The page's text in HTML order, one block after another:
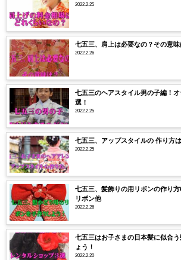
2022.2.25
七五三、肩上は必要なの？その意味
2022.2.26
七五三のヘアスタイル男の子編！
選！
2022.2.25
七五三、アップスタイルの 作り方
2022.2.25
七五三、髪飾りの用リボンの作り
リボン他
2022.2.26
七五三はお子さまの日本髪に似合
ょう！
2022.2.20